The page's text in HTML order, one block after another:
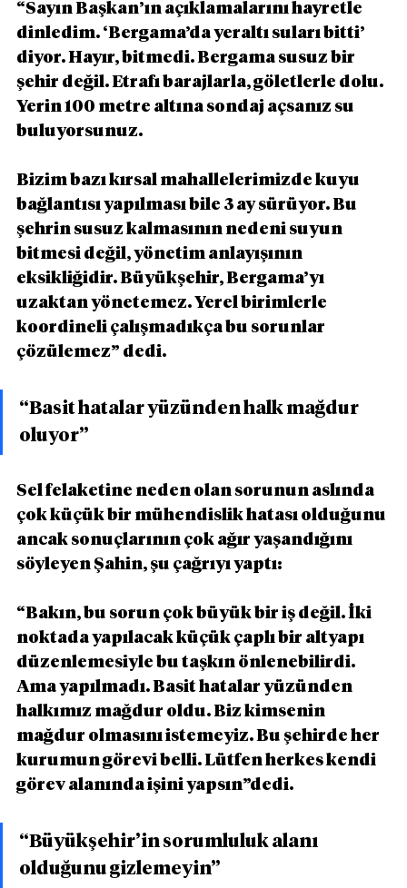
“Sayın Başkan’ın açıklamalarını hayretle
dinledim. ‘Bergama’da yeraltı suları bitti’
diyor. Hayır, bitmedi. Bergama susuz bir
şehir değil. Etrafı barajlarla, göletlerle dolu.
Yerin 100 metre altına sondaj açsanız su
buluyorsunuz.
Bizim bazı kırsal mahallelerimizde kuyu
bağlantısı yapılması bile 3 ay sürüyor. Bu
şehrin susuz kalmasının nedeni suyun
bitmesi değil, yönetim anlayışının
eksikliğidir. Büyükşehir, Bergama’yı
uzaktan yönetemez. Yerel birimlerle
koordineli çalışmadıkça bu sorunlar
çözülemez” dedi.
“Basit hatalar yüzünden halk mağdur
oluyor”
Sel felaketine neden olan sorunun aslında
çok küçük bir mühendislik hatası olduğunu
ancak sonuçlarının çok ağır yaşandığını
söyleyen Şahin, şu çağrıyı yaptı:
“Bakın, bu sorun çok büyük bir iş değil. İki
noktada yapılacak küçük çaplı bir altyapı
düzenlemesiyle bu taşkın önlenebilirdi.
Ama yapılmadı. Basit hatalar yüzünden
halkımız mağdur oldu. Biz kimsenin
mağdur olmasını istemeyiz. Bu şehirde her
kurumun görevi belli. Lütfen herkes kendi
görev alanında işini yapsın”dedi.
“Büyükşehir’in sorumluluk alanı
olduğunu gizlemeyin”